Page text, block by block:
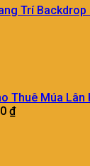
Trí Backdrop
Thuê Múa Lân
₫